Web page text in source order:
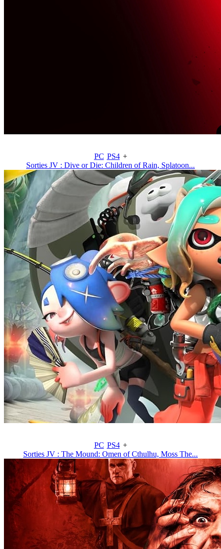
PC PS4 +
Sorties JV : Dive or Die: Children of Rain, Splatoon...
PC PS4 +
Sorties JV : The Mound: Omen of Cthulhu, Moss The...